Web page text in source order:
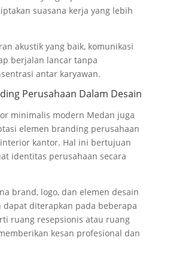
suasana kerja yang lebih
akustik yang baik, komunikasi
berjalan lancar tanpa
antar karyawan.
Perusahaan Dalam Desain
minimalis modern Medan juga
elemen branding perusahaan
kantor. Hal ini bertujuan
identitas perusahaan secara
brand, logo, dan elemen desain
dapat diterapkan pada beberapa
ruang resepsionis atau ruang
kesan profesional dan